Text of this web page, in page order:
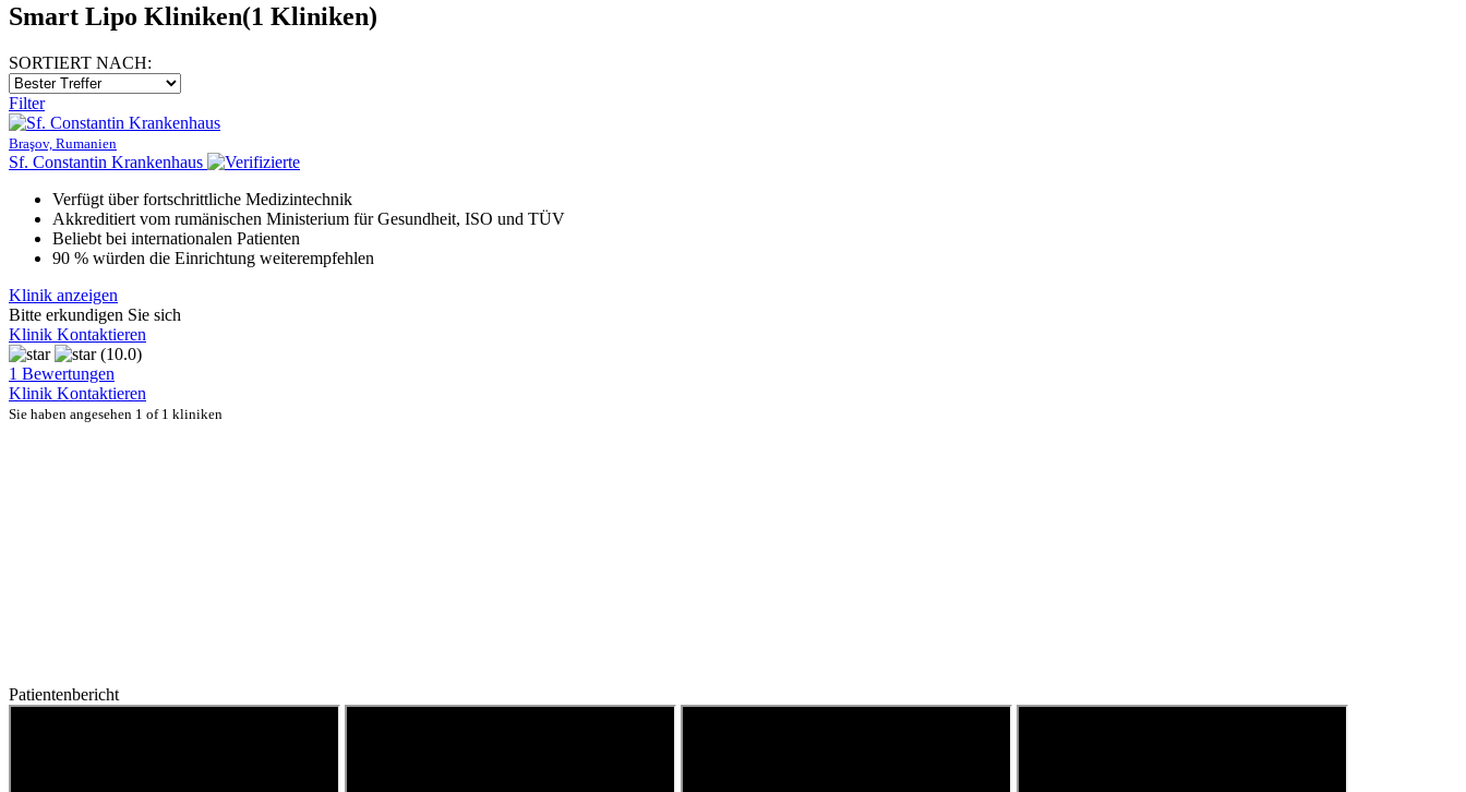
Smart Lipo Kliniken(1 Kliniken)
SORTIERT NACH:
Filter
Braşov, Rumanien
Sf. Constantin Krankenhaus
Verfügt über fortschrittliche Medizintechnik
Akkreditiert vom rumänischen Ministerium für Gesundheit, ISO und TÜV
Beliebt bei internationalen Patienten
90 % würden die Einrichtung weiterempfehlen
Klinik anzeigen
Bitte erkundigen Sie sich
Klinik Kontaktieren
(10.0)
1 Bewertungen
Klinik Kontaktieren
Sie haben angesehen 1 of 1 kliniken
Patientenbericht